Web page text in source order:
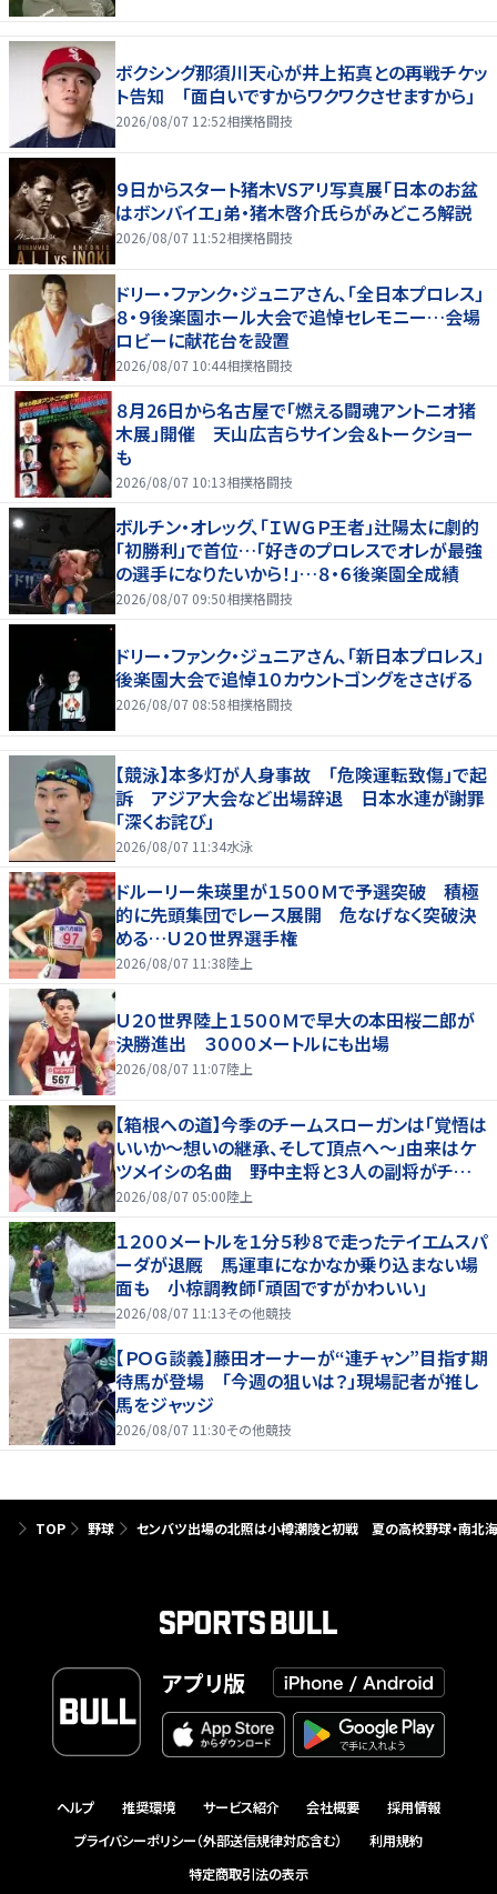
ボクシング那須川天心が井上拓真との再戦チケッ
ト告知 「面白いですからワクワクさせますから」
2026/08/07 12:52相撲格闘技
９日からスタート猪木VSアリ写真展「日本のお盆
はボンバイエ」弟・猪木啓介氏らがみどころ解説
2026/08/07 11:52相撲格闘技
ドリー・ファンク・ジュニアさん、「全日本プロレス」
８・９後楽園ホール大会で追悼セレモニー…会場
ロビーに献花台を設置
2026/08/07 10:44相撲格闘技
８月26日から名古屋で「燃える闘魂アントニオ猪
木展」開催 天山広吉らサイン会＆トークショー
も
2026/08/07 10:13相撲格闘技
ボルチン・オレッグ、「ＩＷＧＰ王者」辻陽太に劇的
「初勝利」で首位…「好きのプロレスでオレが最強
の選手になりたいから！」…８・６後楽園全成績
2026/08/07 09:50相撲格闘技
ドリー・ファンク・ジュニアさん、「新日本プロレス」
後楽園大会で追悼１０カウントゴングをささげる
2026/08/07 08:58相撲格闘技
【競泳】本多灯が人身事故 「危険運転致傷」で起
訴 アジア大会など出場辞退 日本水連が謝罪
「深くお詫び」
2026/08/07 11:34水泳
ドルーリー朱瑛里が１５００Ｍで予選突破 積極
的に先頭集団でレース展開 危なげなく突破決
める…Ｕ２０世界選手権
2026/08/07 11:38陸上
Ｕ２０世界陸上１５００Ｍで早大の本田桜二郎が
決勝進出 ３０００メートルにも出場
2026/08/07 11:07陸上
【箱根への道】今季のチームスローガンは「覚悟は
いいか～想いの継承、そして頂点へ～」由来はケ
ツメイシの名曲 野中主将と３人の副将がチーム
を引っ張る…夏合宿特集第１弾、国学院大
2026/08/07 05:00陸上
１２００メートルを１分５秒８で走ったテイエムスパ
ーダが退厩 馬運車になかなか乗り込まない場
面も 小椋調教師「頑固ですがかわいい」
2026/08/07 11:13その他競技
【ＰＯＧ談義】藤田オーナーが“連チャン”目指す期
待馬が登場 「今週の狙いは？」現場記者が推し
馬をジャッジ
2026/08/07 11:30その他競技
TOP 野球 センバツ出場の北照は小樽潮陵と初戦 夏の高校野球・南北
アプリ版
ヘルプ 推奨環境 サービス紹介 会社概要
採用情報
プライバシーポリシー（外部送信規律対応含む）
利用規約
特定商取引法の表示